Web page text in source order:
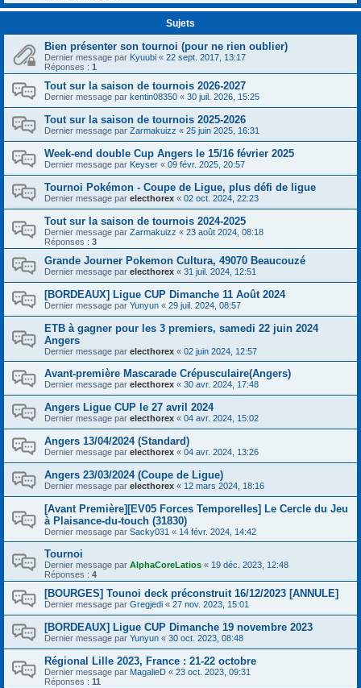
Sujets
Bien présenter son tournoi (pour ne rien oublier)
Dernier message par Kyuubi « 22 sept. 2017, 13:17
Réponses : 1
Tout sur la saison de tournois 2026-2027
Dernier message par kentin08350 « 30 juil. 2026, 15:25
Tout sur la saison de tournois 2025-2026
Dernier message par Zarmakuizz « 25 juin 2025, 16:31
Week-end double Cup Angers le 15/16 février 2025
Dernier message par Keyser « 09 févr. 2025, 20:57
Tournoi Pokémon - Coupe de Ligue, plus défi de ligue
Dernier message par electhorex « 02 oct. 2024, 22:23
Tout sur la saison de tournois 2024-2025
Dernier message par Zarmakuizz « 23 août 2024, 08:18
Réponses : 3
Grande Journer Pokemon Cultura, 49070 Beaucouzé
Dernier message par electhorex « 31 juil. 2024, 12:51
[BORDEAUX] Ligue CUP Dimanche 11 Août 2024
Dernier message par Yunyun « 29 juil. 2024, 08:57
ETB à gagner pour les 3 premiers, samedi 22 juin 2024
Angers
Dernier message par electhorex « 02 juin 2024, 12:57
Avant-première Mascarade Crépusculaire(Angers)
Dernier message par electhorex « 30 avr. 2024, 17:48
Angers Ligue CUP le 27 avril 2024
Dernier message par electhorex « 04 avr. 2024, 15:02
Angers 13/04/2024 (Standard)
Dernier message par electhorex « 04 avr. 2024, 13:26
Angers 23/03/2024 (Coupe de Ligue)
Dernier message par electhorex « 12 mars 2024, 18:16
[Avant Première][EV05 Forces Temporelles] Le Cercle du Jeu
à Plaisance-du-touch (31830)
Dernier message par Sacky031 « 14 févr. 2024, 14:42
Tournoi
Dernier message par AlphaCoreLatios « 19 déc. 2023, 12:48
Réponses : 4
[BOURGES] Tounoi deck préconstruit 16/12/2023 [ANNULE]
Dernier message par Gregjedi « 27 nov. 2023, 15:01
[BORDEAUX] Ligue CUP Dimanche 19 novembre 2023
Dernier message par Yunyun « 30 oct. 2023, 08:48
Régional Lille 2023, France : 21-22 octobre
Dernier message par MagalieD « 23 oct. 2023, 09:31
Réponses : 11